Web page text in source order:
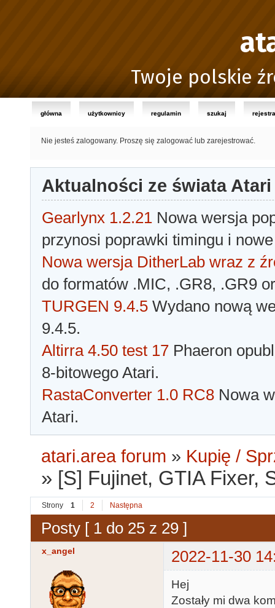
Twoje polskie
główna użytkownicy regulamin szukaj
Nie jesteś zalogowany. Proszę się zalogować lub zarejestrować.
Aktualności ze świata Atari
Gearlynx 1.2.21 Nowa wersja
przynosi poprawki timingu i
Nowa wersja DitherLab wraz z
do formatów .MIC, .GR8, .GR9
TURGEN 9.4.5 Wydano nową
9.4.5.
Altirra 4.50 test 17 Phaeron
8-bitowego Atari.
RastaConverter 1.0 RC8 Nowa
Atari.
atari.area forum » Kupię /
» [S] Fujinet, GTIA Fixer,
Strony 1 2 Następna
Posty [ 1 do 25 z 29 ]
x_angel 2022-11-30
Hej
Zostały mi dwa